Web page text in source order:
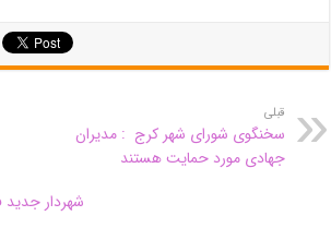
قبلی
سخنگوی شورای شهر کرج : مدیران
جهادی مورد حمایت هستند
شهردار